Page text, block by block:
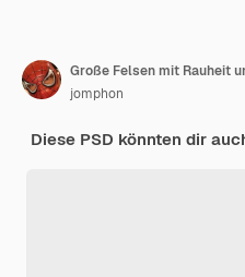
Große Felsen mit Rauheit
jomphon
Diese PSD könnten dir